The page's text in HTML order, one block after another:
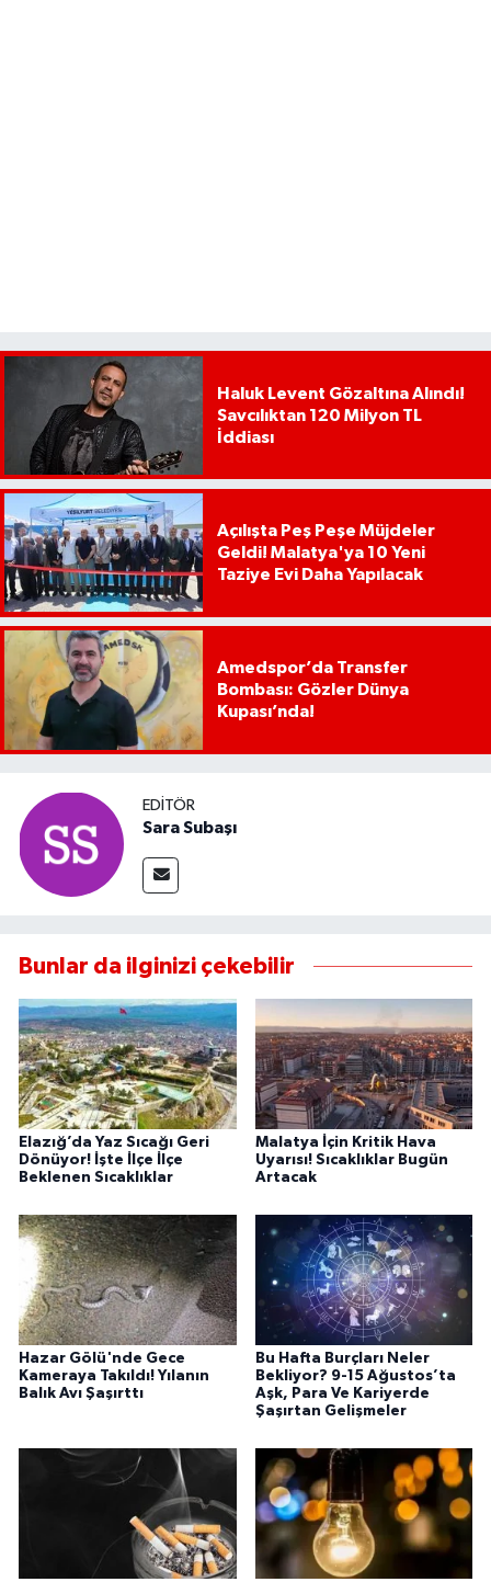
Haluk Levent Gözaltına Alındı!
Savcılıktan 120 Milyon TL
İddiası
Açılışta Peş Peşe Müjdeler
Geldi! Malatya'ya 10 Yeni
Taziye Evi Daha Yapılacak
Amedspor’da Transfer
Bombası: Gözler Dünya
Kupası’nda!
EDITÖR
Sara Subaşı
Bunlar da ilginizi çekebilir
Elazığ’da Yaz Sıcağı Geri
Dönüyor! İşte İlçe İlçe
Beklenen Sıcaklıklar
Malatya İçin Kritik Hava
Uyarısı! Sıcaklıklar Bugün
Artacak
Hazar Gölü'nde Gece
Kameraya Takıldı! Yılanın
Balık Avı Şaşırttı
Bu Hafta Burçları Neler
Bekliyor? 9-15 Ağustos’ta
Aşk, Para Ve Kariyerde
Şaşırtan Gelişmeler